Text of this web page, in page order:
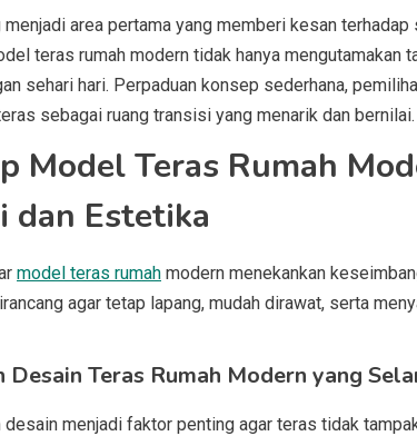
area pertama yang memberi kesan
teras rumah modern tidak hanya mengutamakan
sehari hari. Perpaduan konsep sederhana,
sebagai ruang transisi yang menarik dan bernilai.
Model Teras Rumah
dan Estetika
model teras rumah modern menekankan
agar tetap lapang, mudah dirawat, serta
Desain Teras Rumah Modern yang
desain menjadi faktor penting agar teras tidak